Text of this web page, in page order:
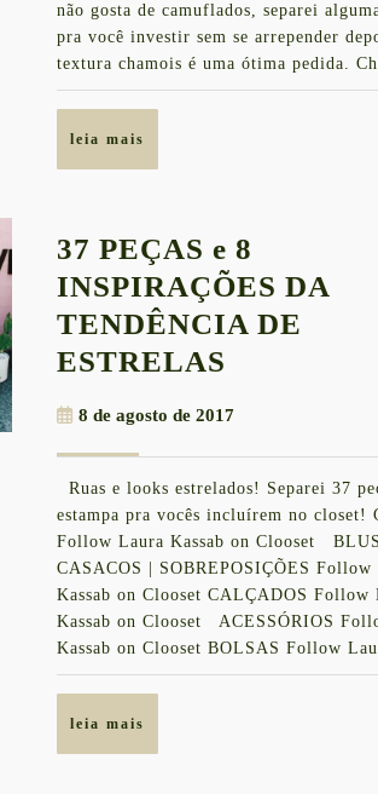
não gosta de camuflados, separei
pra você investir sem se arrepender
textura chamois é uma ótima pedida.
leia mais
37 PEÇAS e 8
INSPIRAÇÕES DA
TENDÊNCIA DE
ESTRELAS
e
8
DA
DE
8 de agosto de 20178
de
2017
Ruas e looks estrelados! Separei 37
estampa pra vocês incluírem no closet!
Follow Laura Kassab on Clooset
CASACOS | SOBREPOSIÇÕES Follow
Kassab on Clooset CALÇADOS Follow
Kassab on Clooset ACESSÓRIOS
Kassab on Clooset BOLSAS Follow
leia mais